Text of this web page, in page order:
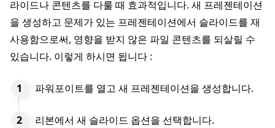
라이드나 콘텐츠를 다룰 때 효과적입니다. 새 프레젠테이션
을 생성하고 문제가 있는 프레젠테이션에서 슬라이드를 재
사용함으로써, 영향을 받지 않은 파일 콘텐츠를 되살릴 수
있습니다. 이렇게 하시면 됩니다 :
파워포이트를 열고 새 프레젠테이션을 생성합니다.
리본에서 새 슬라이드 옵션을 선택합니다.